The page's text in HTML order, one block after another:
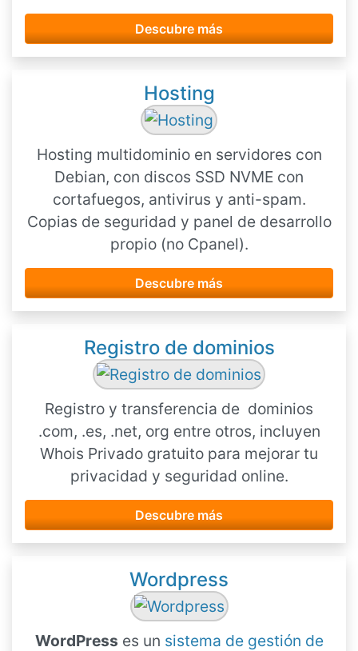
Descubre más
Hosting
Hosting multidominio en servidores con
Debian, con discos SSD NVME con
cortafuegos, antivirus y anti-spam.
Copias de seguridad y panel de desarrollo
propio (no Cpanel).
Descubre más
Registro de dominios
Registro y transferencia de dominios
.com, .es, .net, org entre otros, incluyen
Whois Privado gratuito para mejorar tu
privacidad y seguridad online.
Descubre más
Wordpress
WordPress es un sistema de gestión de